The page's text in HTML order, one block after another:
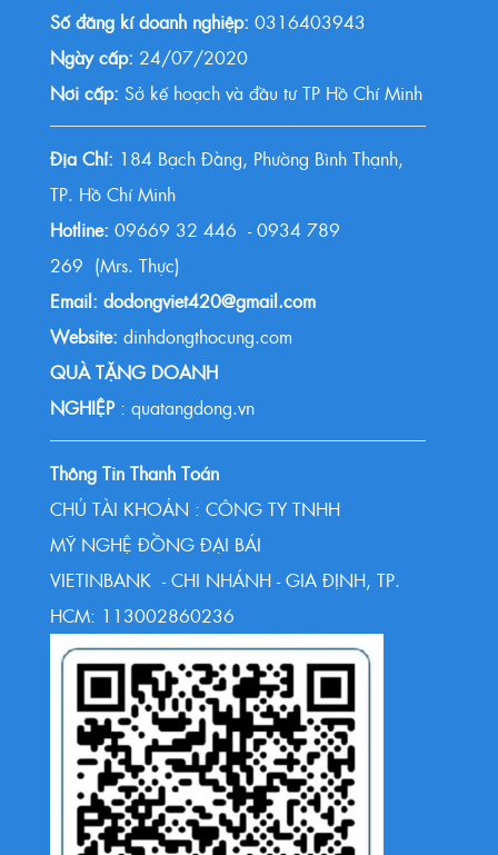
Số đăng kí doanh nghiệp: 0316403943
Ngày cấp: 24/07/2020
Nơi cấp: Sở kế hoạch và đầu tư TP Hồ Chí Minh
Địa Chỉ: 184 Bạch Đằng, Phường Bình Thạnh,
TP. Hồ Chí Minh
Hotline: 09669 32 446 - 0934 789
269 (Mrs. Thực)
Email: dodongviet420@gmail.com
Website: dinhdongthocung.com
QUÀ TẶNG DOANH
NGHIỆP : quatangdong.vn
Thông Tin Thanh Toán
CHỦ TÀI KHOẢN : CÔNG TY TNHH
MỸ NGHỆ ĐỒNG ĐẠI BÁI
VIETINBANK - CHI NHÁNH - GIA ĐỊNH, TP.
HCM: 113002860236